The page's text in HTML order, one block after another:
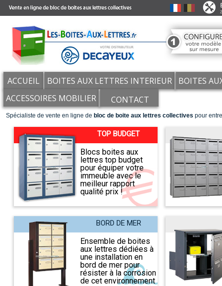
ACCUEIL BOITES AUX LETTRES INTERIEUR
BOITES
ACCESSOIRES MOBILIER
CONTACT
Spécialiste de vente en ligne de bloc de boite aux lettres collectives pour
TOP BUDGET
Blocs boites aux
lettres top budget
pour équiper votre
immeuble avec le
meilleur rapport
qualité prix !
BORD DE MER
Ensemble de boites
aux lettres dédiées à
une installation en
bord de mer pour
résister à la corrosion
de cet environnement